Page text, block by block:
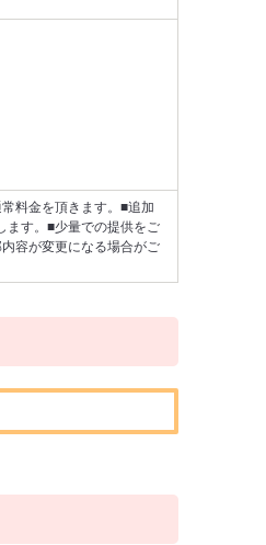
料金を頂きます。■追加
ます。■少量での提供をご
容が変更になる場合がご